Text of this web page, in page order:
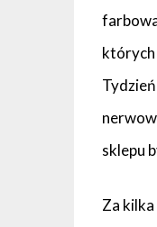
których
sklepu
Za